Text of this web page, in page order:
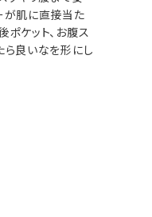
が肌に直接当た
ケット、お腹ス
ら良いなを形にし